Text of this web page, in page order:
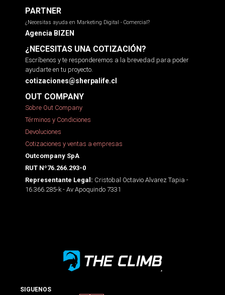
PARTNER
¿Necesitas ayuda en Marketing Digital - Comercial?
Agencia BIZEN
¿NECESITAS UNA COTIZACIÓN?
Escríbenos y te responderemos a la brevedad para poder
ayudarte en tu proyecto.
cotizaciones@sherpalife.cl
OUT COMPANY
Sobre Out Company
Términos y Condiciones
Devoluciones
Cotizaciones y ventas a empresas
Outcompany SpA
RUT Nº76.266.293-0
Representante Legal: Cristobal Octavio Alvarez Tapia -
16.366.285-k - Av Apoquindo 7331
SIGUENOS